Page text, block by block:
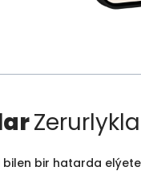
bilen bir hatarda